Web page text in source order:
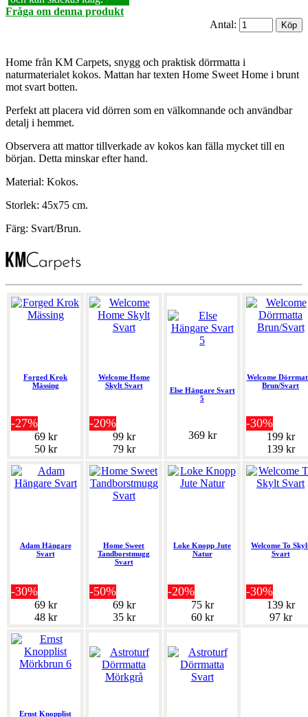
Fråga om denna produkt
Antal:
Home från KM Carpets, snygg och praktisk dörrmatta i
naturmaterialet kokos. Mattan har texten Home Sweet Home i brunt
mot svart botten.
Perfekt att placera vid dörren som en välkomnande och användbar
detalj i hemmet.
Observera att mattor tillverkade av kokos kan fälla mycket till en
början. Detta minskar efter hand.
Material: Kokos.
Storlek: 45x75 cm.
Färg: Svart/Brun.
Forged Krok
Mässing
-27%
69 kr
50 kr
Welcome Home
Skylt Svart
-20%
99 kr
79 kr
Else Hängare Svart
5
369 kr
Welcome
Brun/Svart
-30%
199 kr
139 kr
Adam Hängare
Svart
-30%
69 kr
48 kr
Home Sweet
Tandborstmugg
Svart
-50%
69 kr
35 kr
Loke Knopp Jute
Natur
-20%
75 kr
60 kr
Welcome To
Svart
-30%
139 kr
97 kr
Ernst Knopplist